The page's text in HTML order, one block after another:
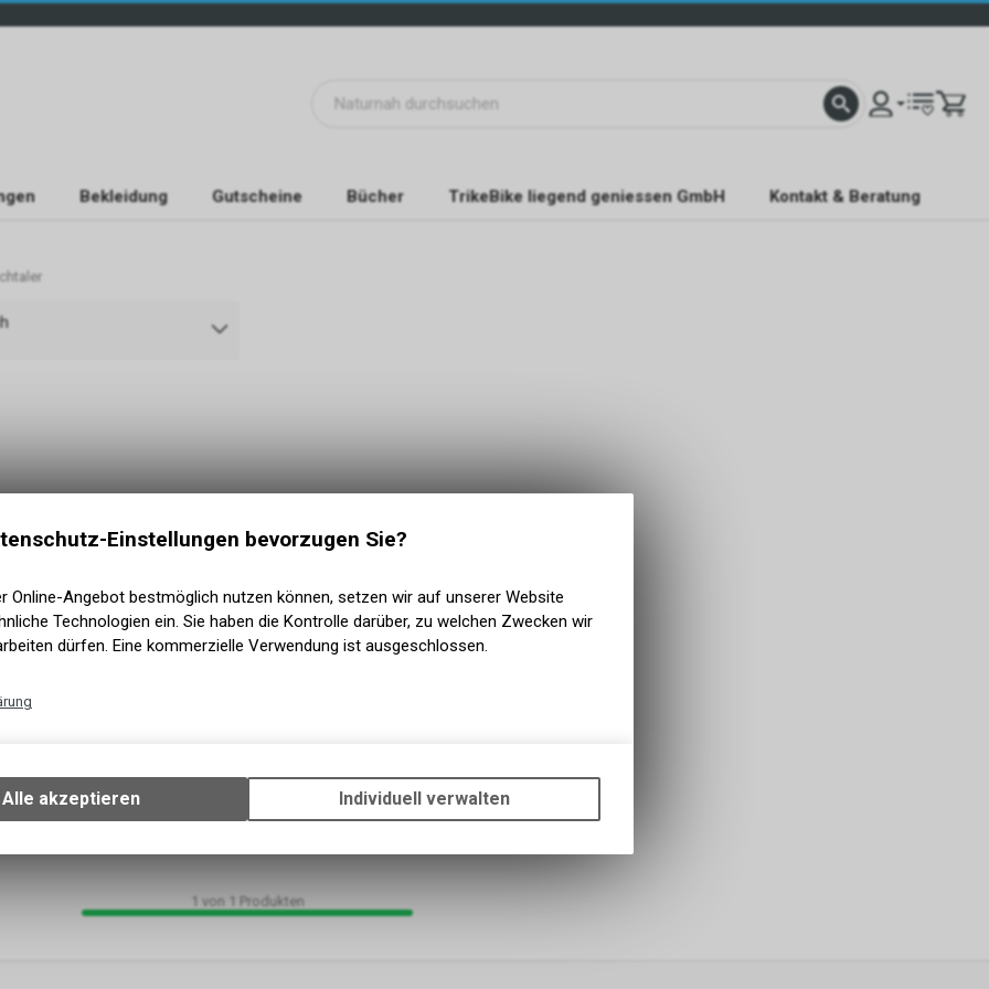
Bekleidung Gutscheine Bücher TrikeBike liegend geniessen GmbH Kontakt & Beratung
1 von 1 Produkten
Einstellungen bevorzugen Sie?
Online-Angebot bestmöglich nutzen können, setzen wir auf unserer Website
Technologien ein. Sie haben die Kontrolle darüber, zu welchen Zwecken wir
dürfen. Eine kommerzielle Verwendung ist ausgeschlossen.
Ihrem Gerät, um die grundlegenden Funktionen unseres Online-Angebots, wie die
Verwendung des Warenkorbs, zu ermöglichen. Bitte beachten Sie, dass die
zulassen.
Alle akzeptieren Individuell verwalten